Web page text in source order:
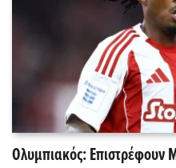
Ολυμπιακός: Επιστρέφουν